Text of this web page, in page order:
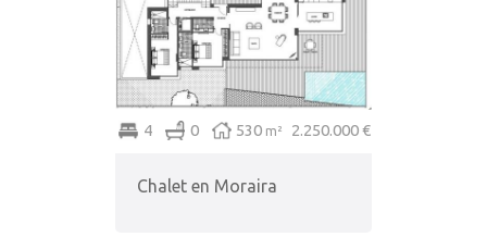
4 0 530 m² 2.250.000 €
Chalet en Moraira